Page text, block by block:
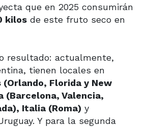
que en 2025 consumirán
kilos de este fruto seco en
resultado: actualmente,
tienen locales en
(Orlando, Florida y New
(Barcelona, Valencia,
Italia (Roma) y
Y para la segunda